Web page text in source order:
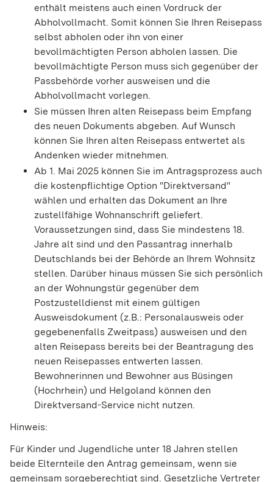
enthält meistens auch einen Vordruck der
Abholvollmacht. Somit können Sie Ihren Reisepass
selbst abholen oder ihn von einer
bevollmächtigten Person abholen lassen. Die
bevollmächtigte Person muss sich gegenüber der
Passbehörde vorher ausweisen und die
Abholvollmacht vorlegen.
Sie müssen Ihren alten Reisepass beim Empfang
des neuen Dokuments abgeben. Auf Wunsch
können Sie Ihren alten Reisepass entwertet als
Andenken wieder mitnehmen.
Ab 1. Mai 2025 können Sie im Antragsprozess auch
die kostenpflichtige Option "Direktversand"
wählen und erhalten das Dokument an Ihre
zustellfähige Wohnanschrift geliefert.
Voraussetzungen sind, dass Sie mindestens 18.
Jahre alt sind und den Passantrag innerhalb
Deutschlands bei der Behörde an Ihrem Wohnsitz
stellen. Darüber hinaus müssen Sie sich persönlich
an der Wohnungstür gegenüber dem
Postzustelldienst mit einem gültigen
Ausweisdokument (z.B.: Personalausweis oder
gegebenenfalls Zweitpass) ausweisen und den
alten Reisepass bereits bei der Beantragung des
neuen Reisepasses entwerten lassen.
Bewohnerinnen und Bewohner aus Büsingen
(Hochrhein) und Helgoland können den
Direktversand-Service nicht nutzen.
Hinweis:
Für Kinder und Jugendliche unter 18 Jahren stellen
beide Elternteile den Antrag gemeinsam, wenn sie
gemeinsam sorgeberechtigt sind. Gesetzliche Vertreter